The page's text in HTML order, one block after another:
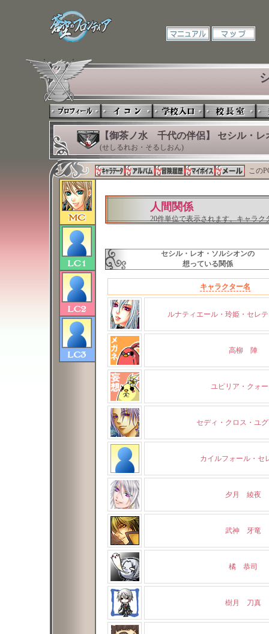
【御茶ノ水 千代の伴侶】 セシル・レ
(せしるれお・そるしおん)
この
人間関係
20件単位で表示されます。キャラ
セシル・レオ・ソルシオンの
想っている関係
キャラクター名
ルナティエール・玲姫・セレ
高柳 陣
ユピリア・クォ
セディ・クロス・ユ
カイルフォール・セ
夕月 綾夜
武神 牙竜
橘 恭司
樹月 刀真